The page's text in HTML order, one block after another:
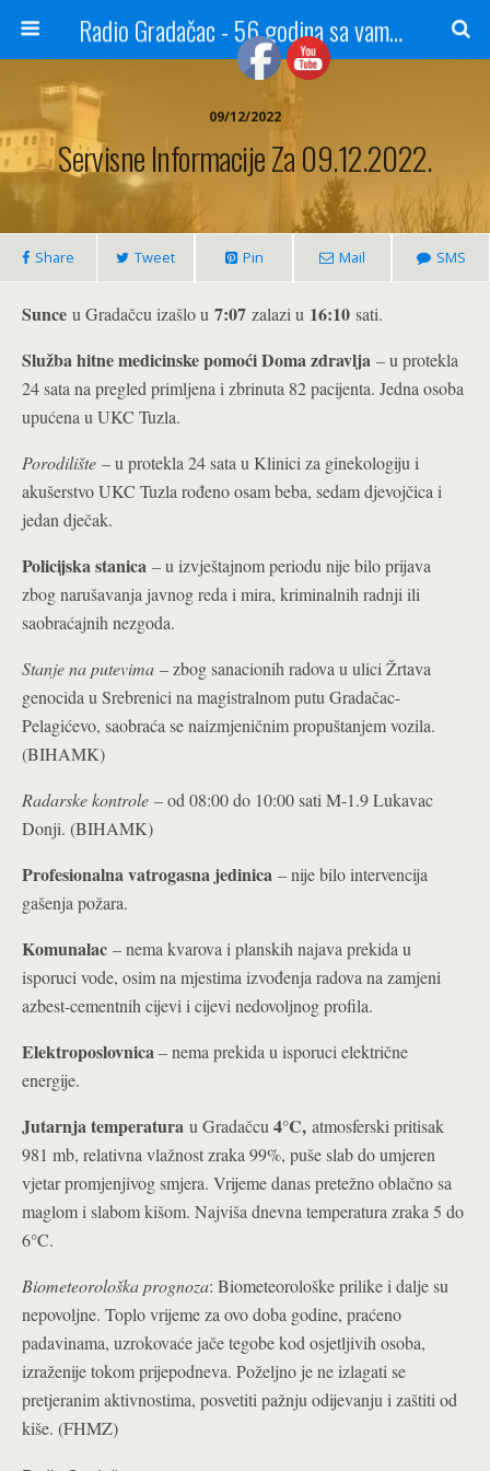
Radio Gradačac - 56 godina sa vama...
09/12/2022
Servisne Informacije Za 09.12.2022.
Share Tweet Pin Mail SMS
Sunce u Gradačcu izašlo u 7:07 zalazi u 16:10 sati.
Služba hitne medicinske pomoći Doma zdravlja – u protekla
24 sata na pregled primljena i zbrinuta 82 pacijenta. Jedna osoba
upućena u UKC Tuzla.
Porodilište – u protekla 24 sata u Klinici za ginekologiju i
akušerstvo UKC Tuzla rođeno osam beba, sedam djevojčica i
jedan dječak.
Policijska stanica – u izvještajnom periodu nije bilo prijava
zbog narušavanja javnog reda i mira, kriminalnih radnji ili
saobraćajnih nezgoda.
Stanje na putevima – zbog sanacionih radova u ulici Žrtava
genocida u Srebrenici na magistralnom putu Gradačac-
Pelagićevo, saobraća se naizmjeničnim propuštanjem vozila.
(BIHAMK)
Radarske kontrole – od 08:00 do 10:00 sati M-1.9 Lukavac
Donji. (BIHAMK)
Profesionalna vatrogasna jedinica – nije bilo intervencija
gašenja požara.
Komunalac – nema kvarova i planskih najava prekida u
isporuci vode, osim na mjestima izvođenja radova na zamjeni
azbest-cementnih cijevi i cijevi nedovoljnog profila.
Elektroposlovnica– nema prekida u isporuci električne
energije.
Jutarnja temperatura u Gradačcu 4°C, atmosferski pritisak
981 mb, relativna vlažnost zraka 99%, puše slab do umjeren
vjetar promjenjivog smjera. Vrijeme danas pretežno oblačno sa
maglom i slabom kišom. Najviša dnevna temperatura zraka 5 do
6°C.
Biometeorološka prognoza: Biometeorološke prilike i dalje su
nepovoljne. Toplo vrijeme za ovo doba godine, praćeno
padavinama, uzrokovaće jače tegobe kod osjetljivih osoba,
izraženije tokom prijepodneva. Poželjno je ne izlagati se
pretjeranim aktivnostima, posvetiti pažnju odijevanju i zaštiti od
kiše. (FHMZ)